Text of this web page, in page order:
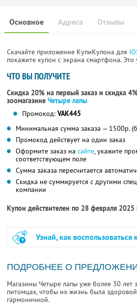
Основное Отзывы
Адреса
Скачайте приложение КупиКупона для
покажите купон с экрана смартфона. Это
ЧТО ВЫ ПОЛУЧИТЕ
Скидка 20% на первый заказ и скидка
зоомагазине Четыре лапы
Промокод: VAK445
Минимальная сумма заказа — 1500р.
Промокод действует на один заказ
Оформите заказ на сайте, укажите
соответствующем поле
Сумма заказа пересчитается
Скидка не суммируется с другими
компании
Купон действителен по 28 февраля 2025
Узнай, как воспользоваться
ПОДРОБНЕЕ О
Магазины Четыре лапы уже более 30 лет
питомцах, чтобы их жизнь была
гармоничной.